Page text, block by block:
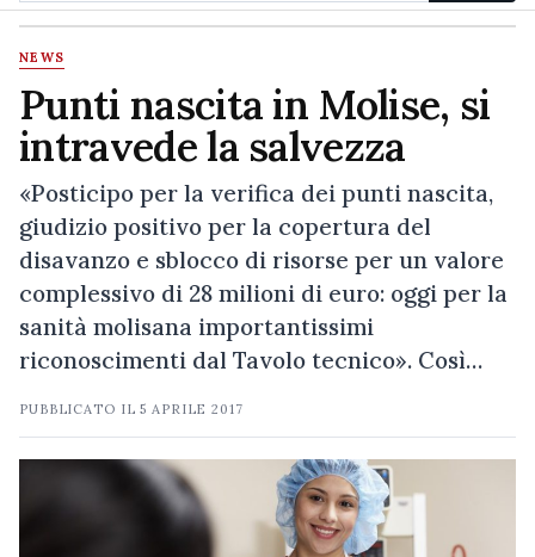
sito
NEWS
Punti nascita in Molise, si
intravede la salvezza
«Posticipo per la verifica dei punti nascita,
giudizio positivo per la copertura del
disavanzo e sblocco di risorse per un valore
complessivo di 28 milioni di euro: oggi per la
sanità molisana importantissimi
riconoscimenti dal Tavolo tecnico». Così…
PUBBLICATO IL5 APRILE 2017